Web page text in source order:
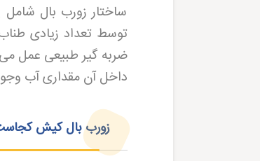
ساختار زورب بال
توسط تعداد زیادی
ضربه گیر طبیعی عمل
داخل آن مقداری آب
زورب بال کیش